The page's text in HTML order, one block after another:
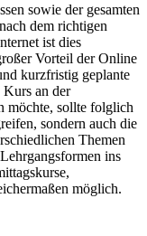
sowie der gesamten
dem richtigen
ist dies
Vorteil der Online
kurzfristig geplante
an der
möchte, sollte folglich
sondern auch die
Themen
ins
möglich.